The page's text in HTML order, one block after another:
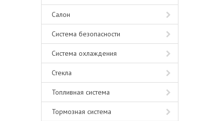
Салон
Система безопасности
Система охлаждения
Стекла
Топливная система
Тормозная система